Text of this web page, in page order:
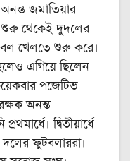
জমাতিয়ার
শুরু থেকেই দুদলের
খেলতে শুরু করে।
এগিয়ে ছিলেন
পজেটিভ
অনন্ত
দ্বিতীয়ার্ধে
ফুটবলাররা।